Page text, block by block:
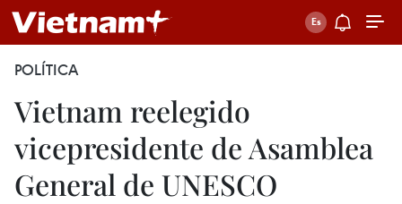
POLÍTICA
Vietnam reelegido
vicepresidente de Asamblea
General de UNESCO